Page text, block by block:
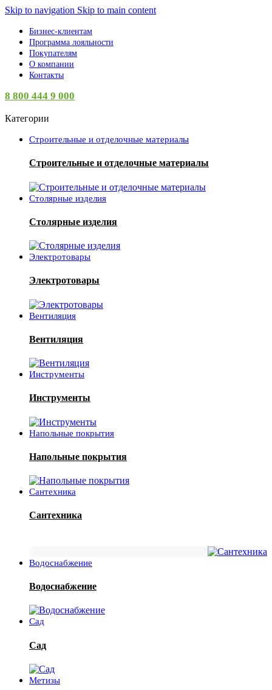
Skip to navigation Skip to main content
Бизнес-клиентам
Программа лояльности
Покупателям
О компании
Контакты
8 800 444 9 000
Категории
Строительные и отделочные материалы
Строительные и отделочные материалы
Столярные изделия
Столярные изделия
Электротовары
Электротовары
Вентиляция
Вентиляция
Инструменты
Инструменты
Напольные покрытия
Напольные покрытия
Сантехника
Сантехника
Водоснабжение
Водоснабжение
Сад
Сад
Метизы